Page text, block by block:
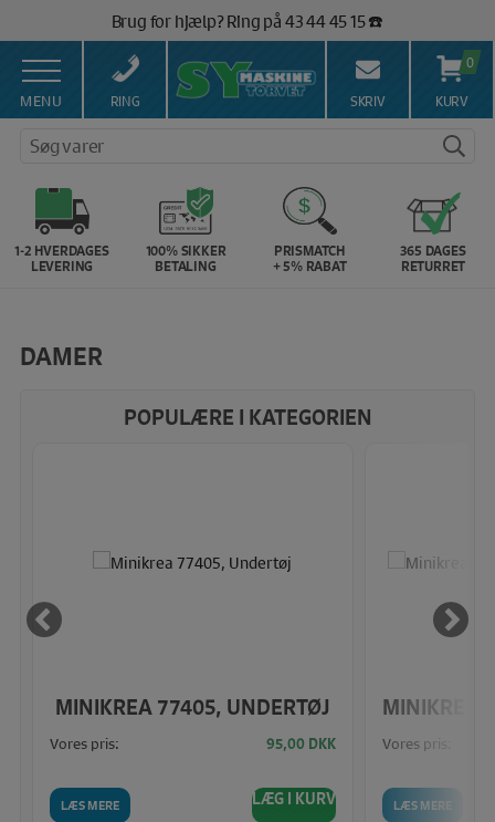
indholdet
Brug for hjælp? Ring på 43 44 45 15 ☎️
Vi matcher alle danske priser 💰
MENU RING SKRIV
0
KURV
Søg varer
1-2 HVERDAGES
LEVERING
100% SIKKER
BETALING
PRISMATCH
+ 5% RABAT
365 DAGES
RETURRET
DAMER
POPULÆRE I KATEGORIEN
MINIKREA 77405, UNDERTØJ
Vores pris: 95,00 DKK
LÆS MERE LÆG I KURV
Vores pris:
LÆS MERE